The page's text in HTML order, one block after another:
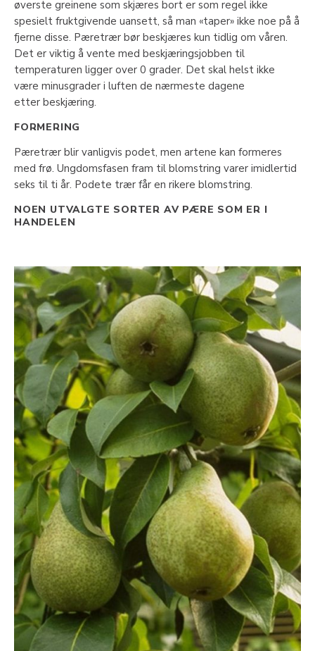
øverste greinene som skjæres bort er som regel ikke
spesielt fruktgivende uansett, så man «taper» ikke noe på å
fjerne disse. Pæretrær bør beskjæres kun tidlig om våren.
Det er viktig å vente med beskjæringsjobben til
temperaturen ligger over 0 grader. Det skal helst ikke
være minusgrader i luften de nærmeste dagene
etter beskjæring.
FORMERING
Pæretrær blir vanligvis podet, men artene kan formeres
med frø. Ungdomsfasen fram til blomstring varer imidlertid
seks til ti år. Podete trær får en rikere blomstring.
NOEN UTVALGTE SORTER AV PÆRE SOM ER I
HANDELEN